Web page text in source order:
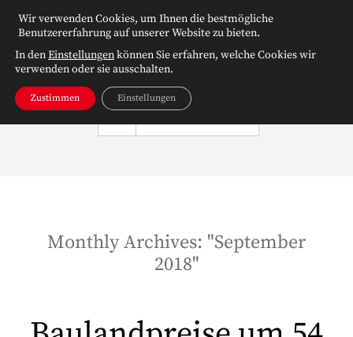
Monthly Archives: "September
2018"
Wir verwenden Cookies, um Ihnen die bestmögliche
Benutzererfahrung auf unserer Website zu bieten.
In denEinstellungenkönnen Sie erfahren, welche Cookies wir
verwenden oder sie ausschalten.
Zustimmen Einstellungen